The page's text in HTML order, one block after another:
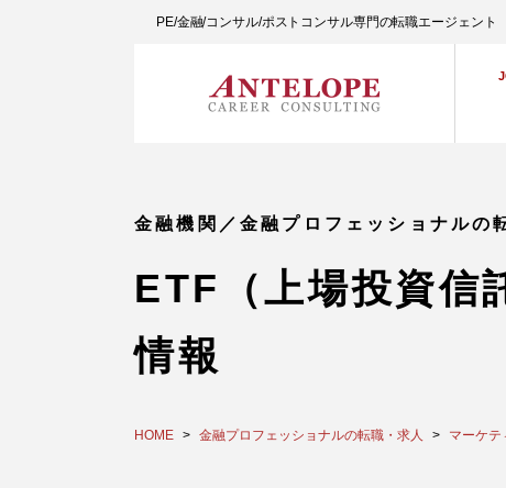
PE/金融/コンサル/ポストコンサル専門の転職エージェン
金融機関／金融プロフェッショナルの
ETF（上場投資
情報
HOME 金融プロフェッショナルの転職・求人 マーケテ